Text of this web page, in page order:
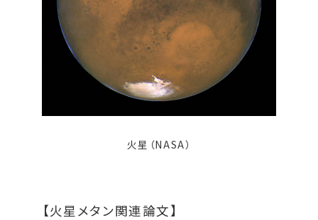
火星（NASA）
【火星メタン関連論文】